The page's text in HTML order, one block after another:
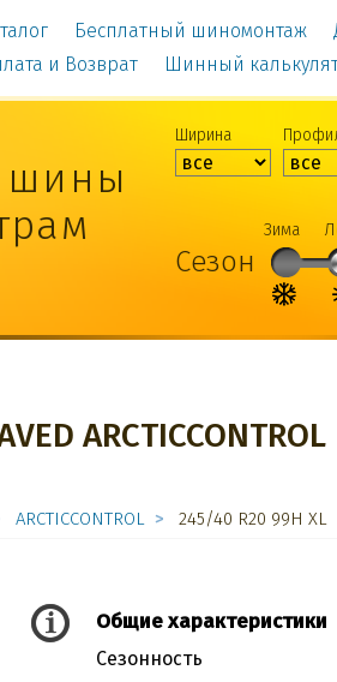
Бесплатный шиномонтаж
и Возврат
Шинный
шины
Ширина
Сезон
Зима
ARCTICCONTROL
ARCTICCONTROL 245/40 R20 99H XL
Общие характеристики
Сезонность